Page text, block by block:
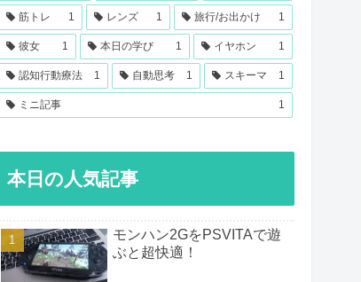
筋トレ 1 レンズ 1 旅行/お出かけ 1
彼女 1 本日の学び 1 イヤホン 1
認知行動療法 1 自動思考 1 スキーマ 1
ミニ記事 1
本日の人気記事
モンハン2GをPSVITAで遊
ぶと超快適！